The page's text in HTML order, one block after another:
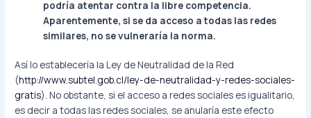
podría atentar contra la libre competencia.
Aparentemente, si se da acceso a todas las redes
similares, no se vulneraría la norma.
Así lo establecería la Ley de Neutralidad de la Red
(http://www.subtel.gob.cl/ley-de-neutralidad-y-redes-sociales-
gratis). No obstante, si el acceso a redes sociales es igualitario,
es decir a todas las redes sociales, se anularía este efecto